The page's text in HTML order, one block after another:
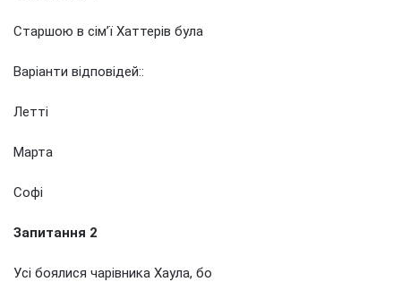
Старшою в сім’ї Хаттерів була
Варіанти відповідей::
Летті
Марта
Софі
Запитання 2
Усі боялися чарівника Хаула, бо